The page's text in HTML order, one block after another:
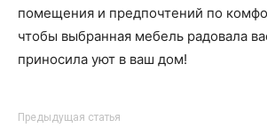
помещения и предпочтений по
чтобы выбранная мебель радовала
приносила уют в ваш дом!
Предыдущая статья